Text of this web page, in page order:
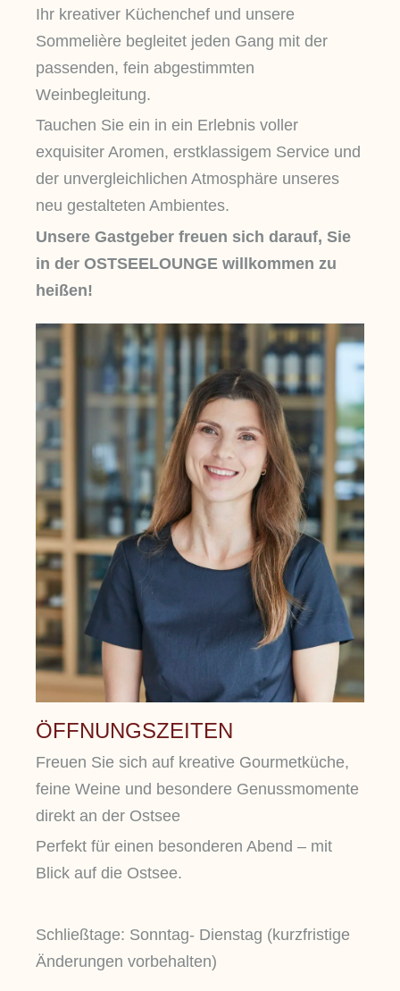
Ihr kreativer Küchenchef und unsere
Sommelière begleitet jeden Gang mit der
passenden, fein abgestimmten
Weinbegleitung.
Tauchen Sie ein in ein Erlebnis voller
exquisiter Aromen, erstklassigem Service und
der unvergleichlichen Atmosphäre unseres
neu gestalteten Ambientes.
Unsere Gastgeber freuen sich darauf, Sie
in der OSTSEELOUNGE willkommen zu
heißen!
ÖFFNUNGSZEITEN
Freuen Sie sich auf kreative Gourmetküche,
feine Weine und besondere Genussmomente
direkt an der Ostsee
Perfekt für einen besonderen Abend – mit
Blick auf die Ostsee.
Schließtage: Sonntag- Dienstag (kurzfristige
Änderungen vorbehalten)